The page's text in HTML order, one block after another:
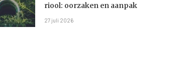
riool: oorzaken en aanpak
27 juli 2026